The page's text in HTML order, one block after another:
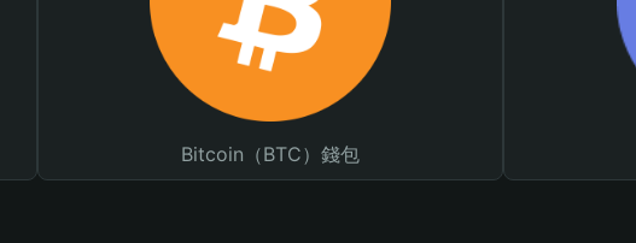
Bitcoin（BTC）錢包